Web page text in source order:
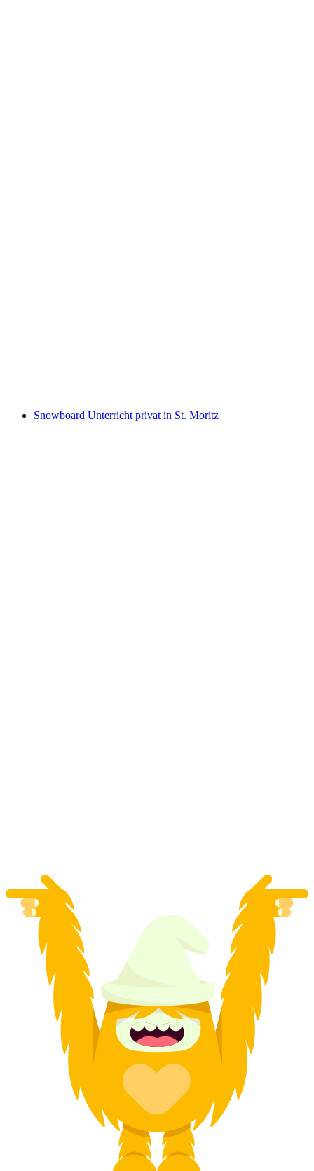
Snowboard Unterricht privat in St. Moritz